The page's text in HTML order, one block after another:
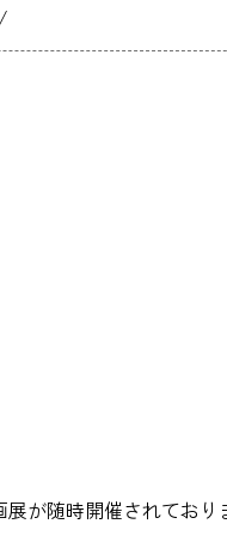
が随時開催されており